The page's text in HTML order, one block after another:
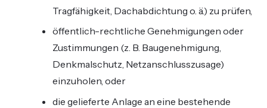
Tragfähigkeit, Dachabdichtung o. ä.) zu prüfen,
öffentlich-rechtliche Genehmigungen oder
Zustimmungen (z. B. Baugenehmigung,
Denkmalschutz, Netzanschlusszusage)
einzuholen, oder
die gelieferte Anlage an eine bestehende